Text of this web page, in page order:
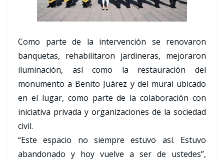
Como parte de la intervención se renovaron
banquetas, rehabilitaron jardineras, mejoraron
iluminación, así como la restauración del
monumento a Benito Juárez y del mural ubicado
en el lugar, como parte de la colaboración con
iniciativa privada y organizaciones de la sociedad
civil.
“Este espacio no siempre estuvo así. Estuvo
abandonado y hoy vuelve a ser de ustedes”,